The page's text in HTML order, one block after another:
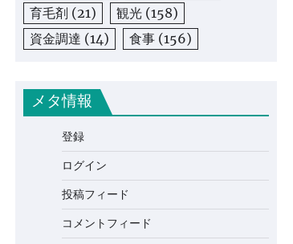
育毛剤 (21) 観光 (158)
資金調達 (14) 食事 (156)
メタ情報
登録
ログイン
投稿フィード
コメントフィード